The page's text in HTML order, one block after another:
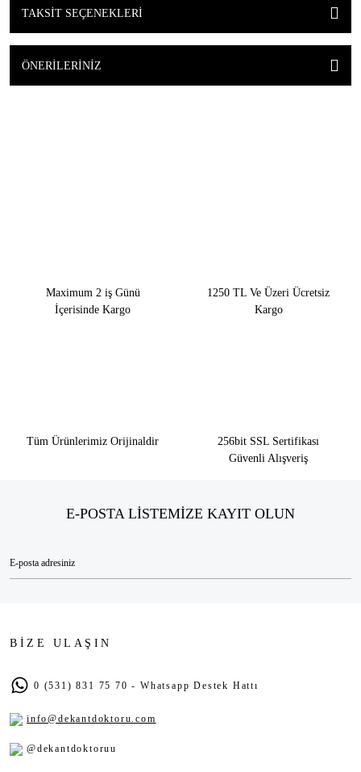
TAKSIT SEÇENEKLERI
ÖNERILERINIZ
Maximum 2 iş Günü
İçerisinde Kargo
1250 TL Ve Üzeri Ücretsiz
Kargo
Tüm Ürünlerimiz Orijinaldir
256bit SSL Sertifikası
Güvenli Alışveriş
E-POSTA LİSTEMİZE KAYIT OLUN
BİZE ULAŞIN
0 (531) 831 75 70 - Whatsapp Destek Hattı
info@dekantdoktoru.com
@dekantdoktoruu